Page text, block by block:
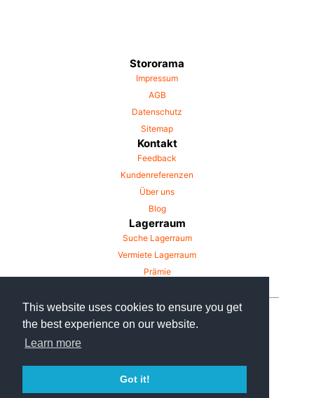
This website uses cookies to ensure you get
the best experience on our website.
Learn more
Got it!
Stororama
Impressum
AGB
Datenschutz
Sitemap
Kontakt
Feedback
Kundenreferenzen
Über uns
Blog
Lagerraum
Suche Lagerraum
Vermiete Lagerraum
Prämie
© Mind Hill UG 2019